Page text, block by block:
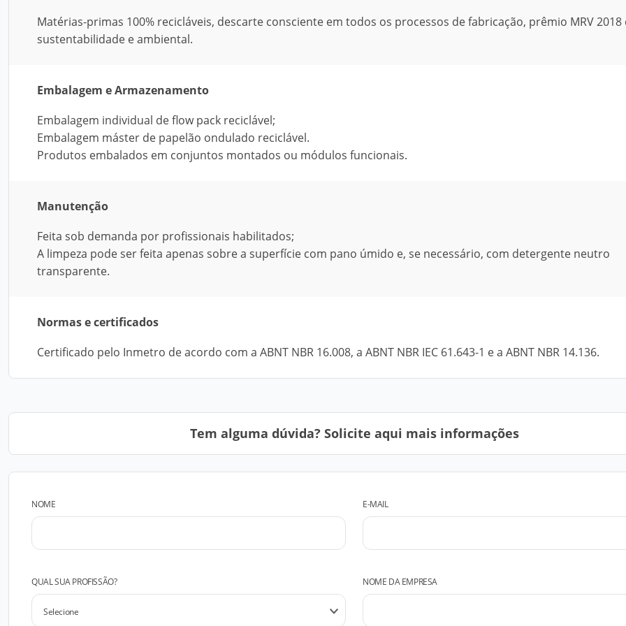
Matérias-primas 100% recicláveis, descarte consciente em todos os processos de fabricação, prêmio MRV 2018
sustentabilidade e ambiental.
Embalagem e Armazenamento
Embalagem individual de flow pack reciclável;
Embalagem máster de papelão ondulado reciclável.
Produtos embalados em conjuntos montados ou módulos funcionais.
Manutenção
Feita sob demanda por profissionais habilitados;
A limpeza pode ser feita apenas sobre a superfície com pano úmido e, se necessário, com detergente neutro
transparente.
Normas e certificados
Certificado pelo Inmetro de acordo com a ABNT NBR 16.008, a ABNT NBR IEC 61.643-1 e a ABNT NBR 14.136.
Tem alguma dúvida? Solicite aqui mais informações
NOME E-MAIL
QUAL SUA PROFISSÃO? NOME DA EMPRESA